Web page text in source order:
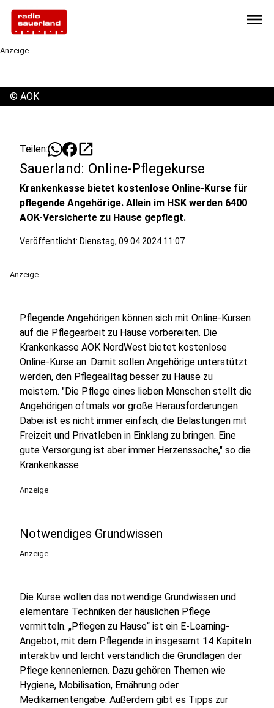
menu
Anzeige
© AOK
Teilen: open_in_new
Sauerland: Online-Pflegekurse
Krankenkasse bietet kostenlose Online-Kurse für
pflegende Angehörige. Allein im HSK werden 6400
AOK-Versicherte zu Hause gepflegt.
Veröffentlicht: Dienstag, 09.04.2024 11:07
Anzeige
Pflegende Angehörigen können sich mit Online-Kursen
auf die Pflegearbeit zu Hause vorbereiten. Die
Krankenkasse AOK NordWest bietet kostenlose
Online-Kurse an. Damit sollen Angehörige unterstützt
werden, den Pflegealltag besser zu Hause zu
meistern. "Die Pflege eines lieben Menschen stellt die
Angehörigen oftmals vor große Herausforderungen.
Dabei ist es nicht immer einfach, die Belastungen mit
Freizeit und Privatleben in Einklang zu bringen. Eine
gute Versorgung ist aber immer Herzenssache," so die
Krankenkasse.
Anzeige
Notwendiges Grundwissen
Anzeige
Die Kurse wollen das notwendige Grundwissen und
elementare Techniken der häuslichen Pflege
vermitteln. „Pflegen zu Hause“ ist ein E-Learning-
Angebot, mit dem Pflegende in insgesamt 14 Kapiteln
interaktiv und leicht verständlich die Grundlagen der
Pflege kennenlernen. Dazu gehören Themen wie
Hygiene, Mobilisation, Ernährung oder
Medikamentengabe. Außerdem gibt es Tipps zur